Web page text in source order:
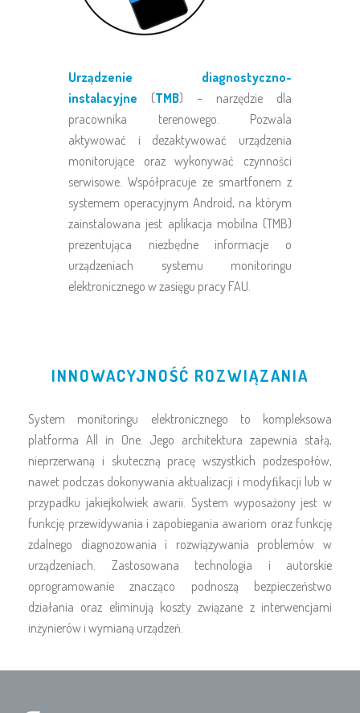
Urządzenie diagnostyczno-
instalacyjne (TMB) – narzędzie dla
pracownika terenowego. Pozwala
aktywować i dezaktywować urządzenia
monitorujące oraz wykonywać czynności
serwisowe. Współpracuje ze smartfonem z
systemem operacyjnym Android, na którym
zainstalowana jest aplikacja mobilna (TMB)
prezentująca niezbędne informacje o
urządzeniach systemu monitoringu
elektronicznego w zasięgu pracy FAU.
INNOWACYJNOŚĆ ROZWIĄZANIA
System monitoringu elektronicznego to kompleksowa
platforma All in One. Jego architektura zapewnia stałą,
nieprzerwaną i skuteczną pracę wszystkich podzespołów,
nawet podczas dokonywania aktualizacji i modyﬁkacji lub w
przypadku jakiejkolwiek awarii. System wyposażony jest w
funkcję przewidywania i zapobiegania awariom oraz funkcję
zdalnego diagnozowania i rozwiązywania problemów w
urządzeniach. Zastosowana technologia i autorskie
oprogramowanie znacząco podnoszą bezpieczeństwo
działania oraz eliminują koszty związane z interwencjami
inżynierów i wymianą urządzeń.